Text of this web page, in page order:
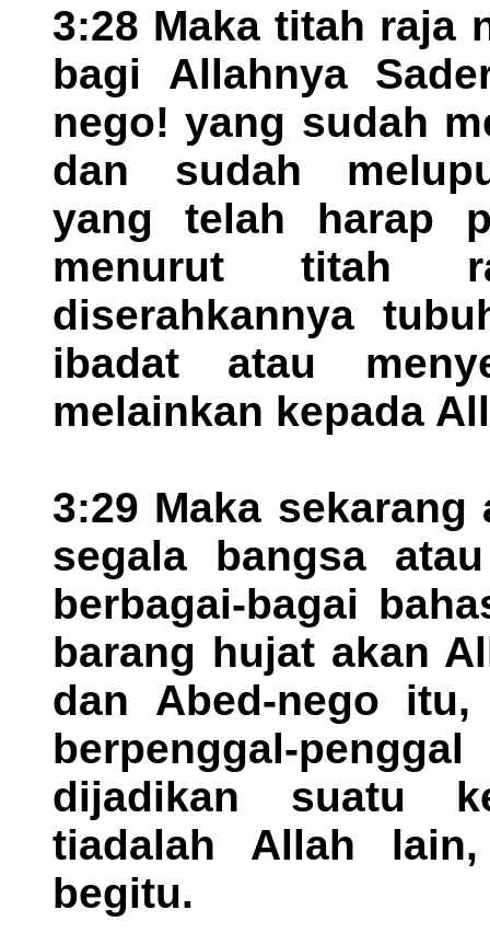
3:28 Maka titah raja
bagi Allahnya
nego! yang sudah
dan sudah
yang telah harap
menurut titah
diserahkannya
ibadat atau
melainkan kepada
3:29 Maka
segala bangsa
berbagai-bagai
barang hujat akan
dan Abed-nego
berpenggal-
dijadikan suatu
tiadalah Allah
begitu.